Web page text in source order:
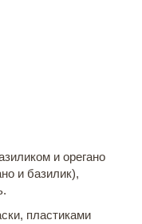
и орегано
и базилик),
пластиками